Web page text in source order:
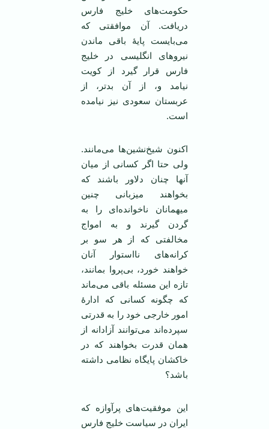
حکومت‌های خلیج فارس
دریافت. آن موافقتی که
می‌بایست پایۀ باقی ماندن
نیروهای انگلیسی در خلیج
فارس قرار گیرد از کویت
نیامد و، از آن بدتر، از
عربستان سعودی نیز نیامده
است.
اکنون شیخ‌نشین‌ها می‌مانند.
ولی حتا اگر کسانی از میان
آنها چنان دلاور باشند که
بخواهند میزبانی چنین
میهمانان ناخوانده‌ای را به
گردن گیرند و به امواج
مخالفتی که از هر سو بر
کرانه‌های نااستوار آنان
خواهند خورد، بی‌پروا بمانند،
تازه این مسئله باقی می‌ماند
که چگونه کسانی که ادارۀ
امور خارجی خود را به قدرتی
سپرده‌اند می‌توانند آزادانه از
همان قدرت بخواهند که در
خاکشان پایگاه نظامی داشته
باشد؟
این موفقیت‌های پرآوازه که
ایران در سیاست خلیج فارس